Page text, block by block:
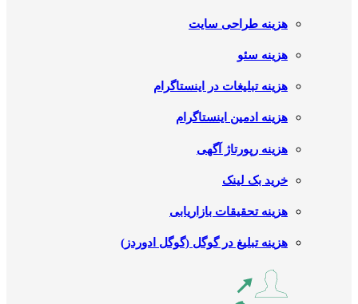
هزینه طراحی سایت
هزینه سئو
هزینه تبلیغات در اینستاگرام
هزینه ادمین اینستاگرام
هزینه رپورتاژ آگهی
خرید بک لینک
هزینه تحقیقات بازاریابی
هزینه تبلیغ در گوگل (گوگل ادوردز)